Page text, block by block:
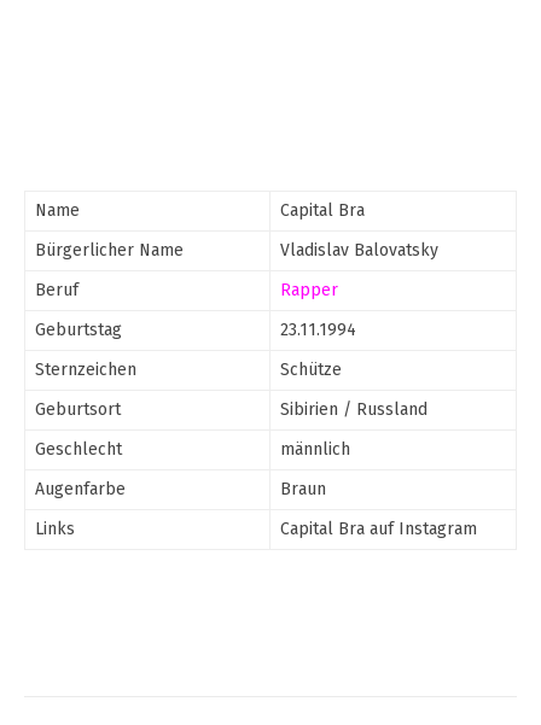
Name
Capital Bra
Bürgerlicher Name
Vladislav Balovatsky
Beruf
Rapper
Geburtstag
23.11.1994
Sternzeichen
Schütze
Geburtsort
Sibirien / Russland
Geschlecht
männlich
Augenfarbe
Braun
Links
Capital Bra auf Instagram